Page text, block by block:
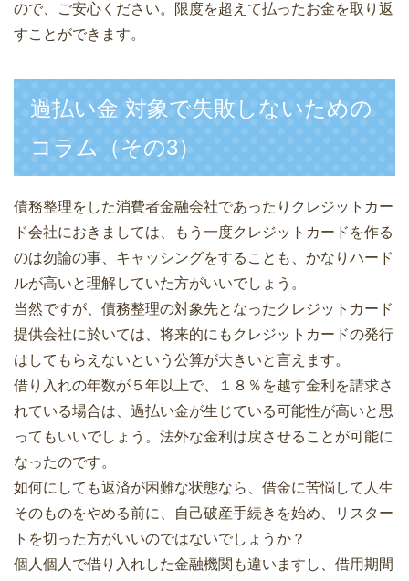
ので、ご安心ください。限度を超えて払ったお金を取り返
すことができます。
過払い金 対象で失敗しないための
コラム（その3）
債務整理をした消費者金融会社であったりクレジットカー
ド会社におきましては、もう一度クレジットカードを作る
のは勿論の事、キャッシングをすることも、かなりハード
ルが高いと理解していた方がいいでしょう。
当然ですが、債務整理の対象先となったクレジットカード
提供会社に於いては、将来的にもクレジットカードの発行
はしてもらえないという公算が大きいと言えます。
借り入れの年数が５年以上で、１８％を越す金利を請求さ
れている場合は、過払い金が生じている可能性が高いと思
ってもいいでしょう。法外な金利は戻させることが可能に
なったのです。
如何にしても返済が困難な状態なら、借金に苦悩して人生
そのものをやめる前に、自己破産手続きを始め、リスター
トを切った方がいいのではないでしょうか？
個人個人で借り入れした金融機関も違いますし、借用期間